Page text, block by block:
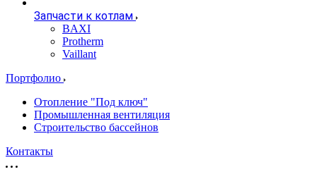
Запчасти к котлам
BAXI
Protherm
Vaillant
Портфолио
Отопление "Под ключ"
Промышленная вентиляция
Строительство бассейнов
Контакты